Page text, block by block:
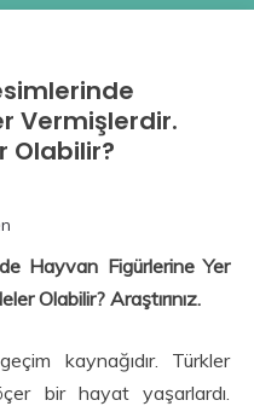
Vermişlerdir.
Olabilir?
Hayvan Figürlerine Yer
Olabilir? Araştırınız.
kaynağıdır. Türkler
bir hayat yaşarlardı.